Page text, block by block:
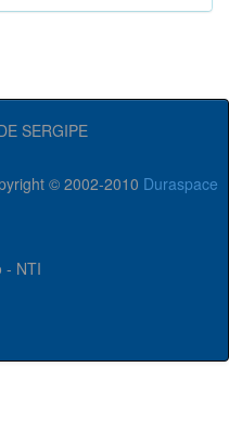
SERGIPE
© 2002-2010 Duraspace
- NTI